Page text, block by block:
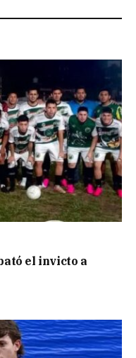
el invicto a